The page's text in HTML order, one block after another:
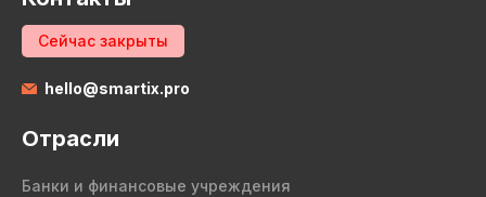
Сейчас закрыты
hello@smartix.pro
Отрасли
Банки и финансовые учреждения